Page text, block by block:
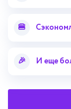
Справочник
Для
Работа для
Партнерская
🍔
🎉 И еще